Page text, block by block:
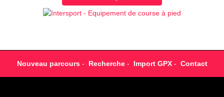
Nouveau parcours- Recherche- Import GPX- Contact